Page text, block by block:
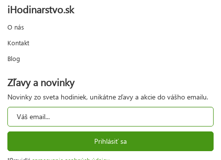
iHodinarstvo.sk
O nás
Kontakt
Blog
Zľavy a novinky
Novinky zo sveta hodiniek, unikátne zľavy a akcie do vášho emailu.
Prihlásiť sa